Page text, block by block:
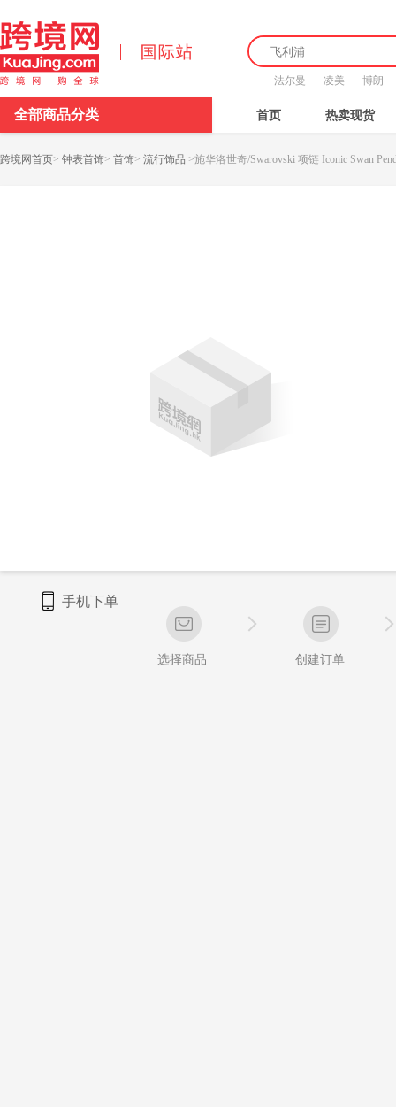
法尔曼 凌美 博朗
全部商品分类 首页 热卖现货
跨境网首页> 钟表首饰> 首饰> 流行饰品 >施华洛世奇/Swarovski 项链 Iconic Swan
手机下单
选择商品 创建订单